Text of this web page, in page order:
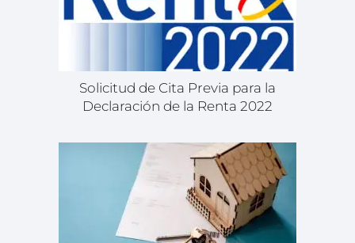
Solicitud de Cita Previa para la
Declaración de la Renta 2022